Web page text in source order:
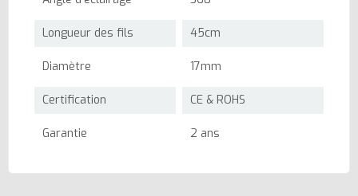
Longueur des fils 45cm
Diamètre 17mm
Certification CE & ROHS
Garantie 2 ans